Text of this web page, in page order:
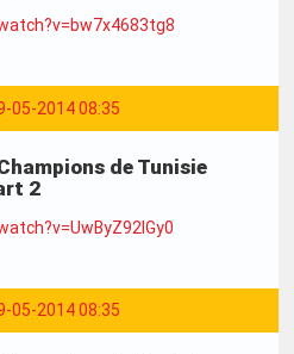
05-2014 08:35
de Tunisie
2
05-2014 08:35